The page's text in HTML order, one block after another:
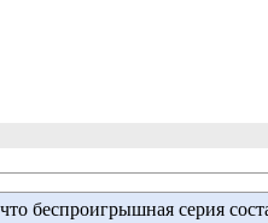
беспроигрышная серия